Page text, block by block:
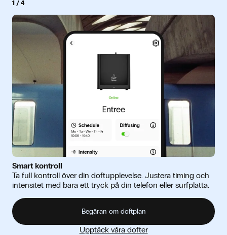
1 / 4
Smart kontroll
Ta full kontroll över din doftupplevelse. Justera timing och
intensitet med bara ett tryck på din telefon eller surfplatta.
Begäran om doftplan
Upptäck våra dofter